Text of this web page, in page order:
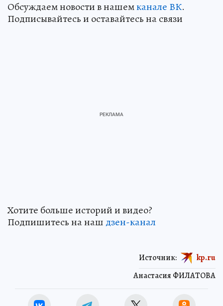
Обсуждаем новости в нашемканале ВК.
Подписывайтесь и оставайтесь на связи
Хотите больше историй и видео?
Подпишитесь на наш дзен-канал
Анастасия ФИЛАТОВА
Источник: kp.ru